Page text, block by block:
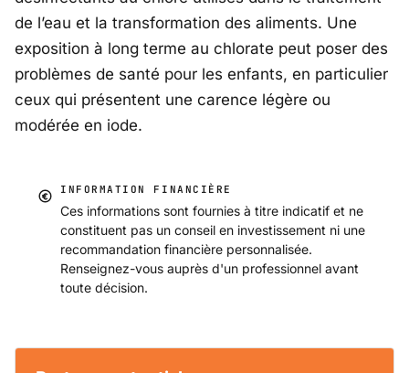
de l’eau et la transformation des aliments. Une
exposition à long terme au chlorate peut poser des
problèmes de santé pour les enfants, en particulier
ceux qui présentent une carence légère ou
modérée en iode.
INFORMATION FINANCIÈRE
Ces informations sont fournies à titre indicatif et ne
constituent pas un conseil en investissement ni une
recommandation financière personnalisée.
Renseignez-vous auprès d'un professionnel avant
toute décision.